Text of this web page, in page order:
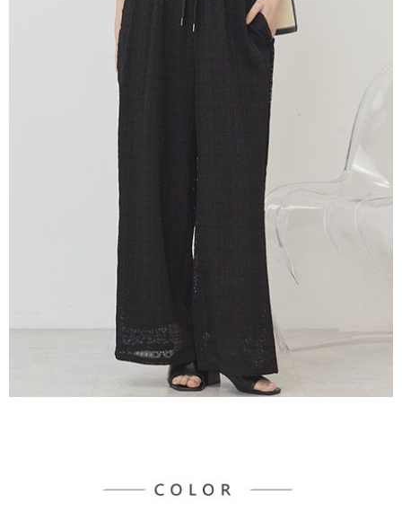
1.本服務係由「台灣大哥大股份有限公司」（以下簡稱本公司）所提供，讓
用戶於交易時，得透過本服務購買商品或服務，並由商店將買賣／分期付款
買賣價金債權讓與本公司後，依約使用本公司帳單繳交帳款。
2.基於同意付款使用「大哥付你分期」之契約關係目的，商店將以您的個人
資料（包含姓名、電話或地址）提供予台灣大哥大進項蒐集、處理及利用，
由本公司與您本人進行分期帳單所需資料之確認、核對及更正。
3.完整用戶服務條款，請詳閱以下連結：
ATM／網路銀行／等多元方式進行付款，方視為交易完成。
※ 請注意：結帳手續完成當下不需立刻繳費，但若您需要取消訂單，請聯絡
購買商品的店家。未經商家同意取消之訂單仍視為有效，需透過AFTEE先享
後付繳納相關費用。
※ 交易是否成功請以「AFTEE先享後付 」之結帳頁面顯示為準，若有關於
是否繳費成功／繳費後需取消欲退款等相關疑問，請聯繫「AFTEE先享後付
https://netprotections.freshdesk.com/support/home
１．透過由恩沛科技股份有限公司提供之「AFTEE先享後付」服務完成之交
易，需依本服務之必要範圍內提供個人資料，並將交易相關給付款項請求債
權轉讓予恩沛科技股份有限公司。
２．關於個人資料處理事宜，請瀏覽以下網址：
https://aftee.tw/terms/#terms3
３．未成年的使用者請事先徵得法定代理人或監護人之同意方可使用
「AFTEE先享後付」，若未經同意申辦者引起之損失，本公司不負相關責
４．使用「AFTEE先享後付」時，將依據個別帳號之用戶狀況，依本公司即
時審查核予不同之上限額度；若仍有額度不足之情形，本公司將視審查結果
請求用戶進行身份認證。
５．嚴禁一人註冊多個帳號或使用他人資訊註冊。若發現惡意使用之情形，
恩沛科技股份有限公司將有權停止該用戶之使用額度並採取法律行動。
每筆NT$60，滿NT$1,500(含以上)免運費
每筆NT$60，滿NT$1,500(含以上)免運費
每筆NT$60，滿NT$1,500(含以上)免運費
每筆NT$60，滿NT$1,500(含以上)免運費
每筆NT$90，滿NT$1,500(含以上)免運費